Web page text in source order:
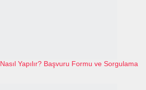
Yapılır? Başvuru Formu ve Sorgulama